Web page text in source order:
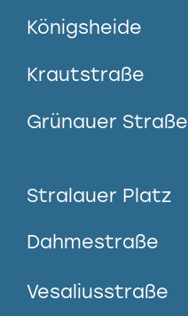
Königsheide
Krautstraße
Grünauer Straße
Stralauer Platz
Dahmestraße
Vesaliusstraße